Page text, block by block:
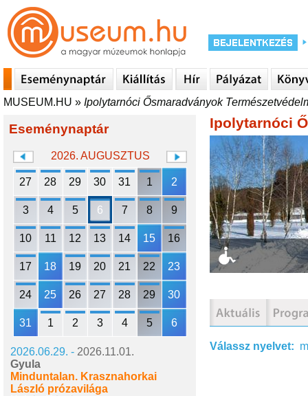
MUSEUM.HU » Ipolytarnóci Ősmaradványok
Eseménynaptár
2026. AUGUSZTUS
27 28 29 30 31 1 2
3 4 5 6 7 8 9
10 11 12 13 14 15 16
17 18 19 20 21 22 23
24 25 26 27 28 29 30
31 1 2 3 4 5 6
2026.06.29. - 2026.11.01.
Gyula
Minduntalan. Krasznahorkai
László prózavilága
Ipolytarnóci
Válassz nyelvet: